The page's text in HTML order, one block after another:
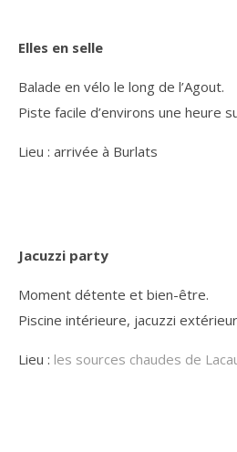
Elles en selle
Balade en vélo le long de l’Agout.
Piste facile d’environs une heure
Lieu : arrivée à Burlats
Jacuzzi party
Moment détente et bien-être.
Piscine intérieure, jacuzzi
Lieu : les sources chaudes de